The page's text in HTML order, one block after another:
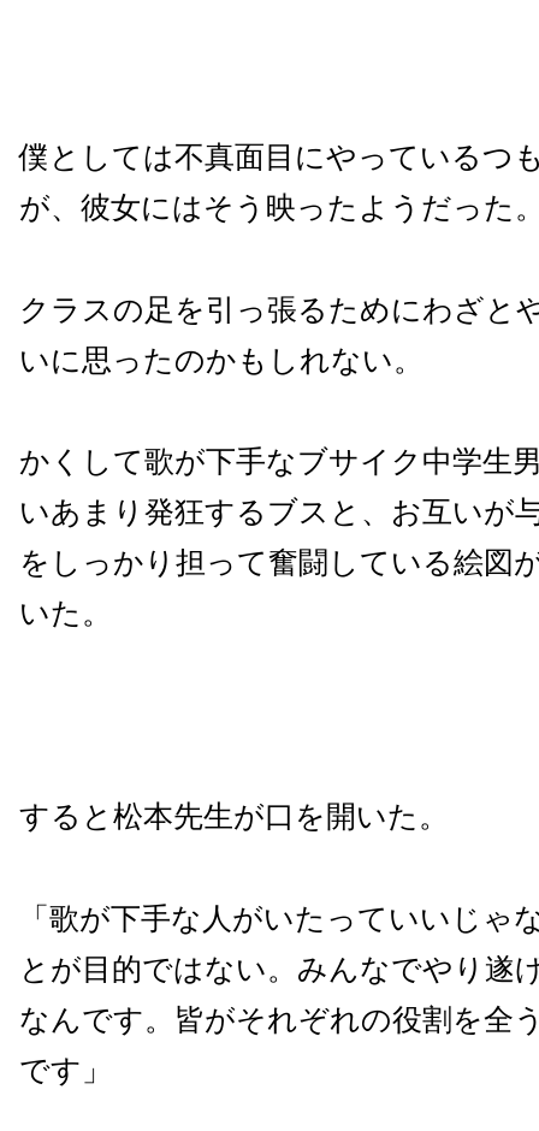
僕としては不真面目にやっているつ
が、彼女にはそう映ったようだった
クラスの足を引っ張るためにわざと
いに思ったのかもしれない。
かくして歌が下手なブサイク中学生
いあまり発狂するブスと、お互いが
をしっかり担って奮闘している絵図
いた。
すると松本先生が口を開いた。
「歌が下手な人がいたっていいじゃ
とが目的ではない。みんなでやり遂
なんです。皆がそれぞれの役割を全
です」